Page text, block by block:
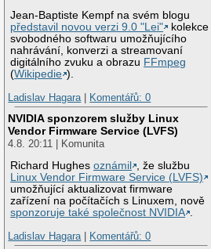
Jean-Baptiste Kempf na svém blogu
představil novou verzi 9.0 "Lei"
kolekce
svobodného softwaru umožňujícího
nahrávání, konverzi a streamovaní
digitálního zvuku a obrazu FFmpeg
(Wikipedie ).
Ladislav Hagara| Komentářů: 0
NVIDIA sponzorem služby Linux
Vendor Firmware Service (LVFS)
4.8. 20:11 | Komunita
Richard Hughesoznámil
, že službu
Linux Vendor Firmware Service (LVFS)
umožňující aktualizovat firmware
zařízení na počítačích s Linuxem, nově
sponzoruje také společnost NVIDIA .
Ladislav Hagara| Komentářů: 0